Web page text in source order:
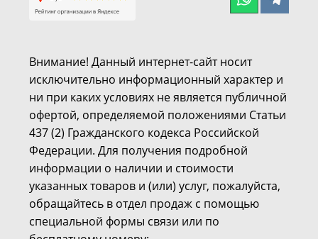
Внимание! Данный интернет-сайт носит
исключительно информационный характер и
ни при каких условиях не является публичной
офертой, определяемой положениями Статьи
437 (2) Гражданского кодекса Российской
Федерации. Для получения подробной
информации о наличии и стоимости
указанных товаров и (или) услуг, пожалуйста,
обращайтесь в отдел продаж с помощью
специальной формы связи или по